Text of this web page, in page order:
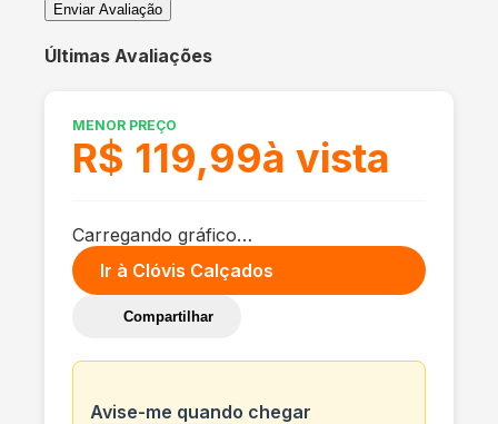
Enviar Avaliação
Últimas Avaliações
MENOR PREÇO
R$ 119,99à vista
Carregando gráfico…
Ir à Clóvis Calçados
Compartilhar
Avise-me quando chegar